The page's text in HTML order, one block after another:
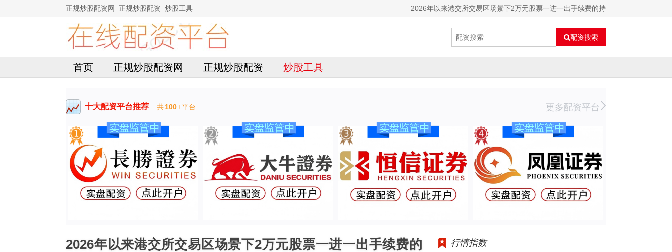
正规炒股配资网_正规炒股配资_炒股工具 2026年以来港交所交易区场景下2万元股票一进一出手续费的持
配资搜索
首页 正规炒股配资网 正规炒股配资 炒股工具
十大配资平台推荐 共100+平台 更多配资平台
2026年以来港交所交易区场景下2万元股票一进一出手续费的
行情指数